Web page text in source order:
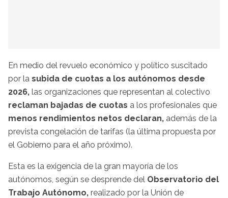
En medio del revuelo económico y político suscitado
por la subida de cuotas a los autónomos desde
2026, las organizaciones que representan al colectivo
reclaman bajadas de cuotas a los profesionales que
menos rendimientos netos declaran, además de la
prevista congelación de tarifas (la última propuesta por
el Gobierno para el año próximo).
Esta es la exigencia de la gran mayoría de los
autónomos, según se desprende del Observatorio del
Trabajo Autónomo, realizado por la Unión de